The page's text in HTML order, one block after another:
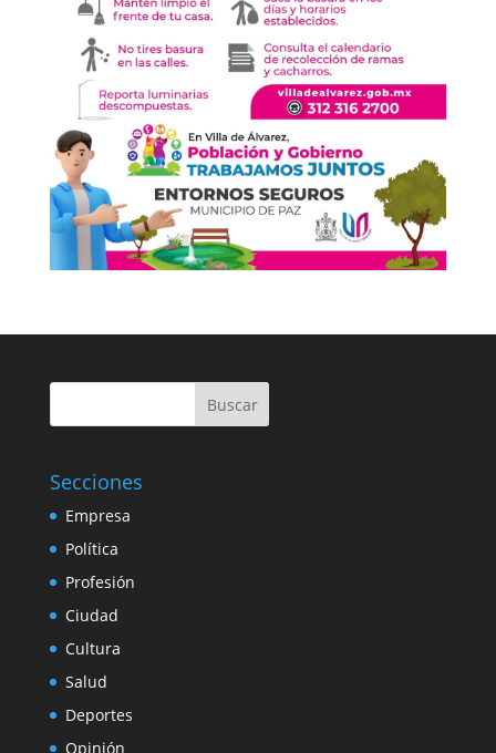
Buscar
Secciones
Empresa
Política
Profesión
Ciudad
Cultura
Salud
Deportes
Opinión